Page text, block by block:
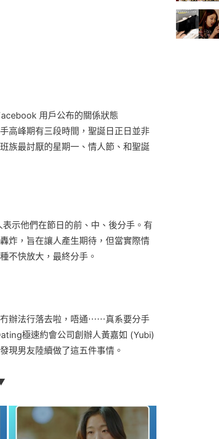
用戶公布的關係狀態
高峰期有三段時間，聖誕日正日並非
族最討厭的星期一、情人節、和聖誕
示他們在節日的前、中、後分手。有
炸，旨在讓人產生期待，但當實際情
不快放大，最終分手。
辦法行落去啦，唔通⋯⋯真系要分手
極速約會公司創辦人黃嘉如 (Yubi)
現男友陸續做了這五件事情。